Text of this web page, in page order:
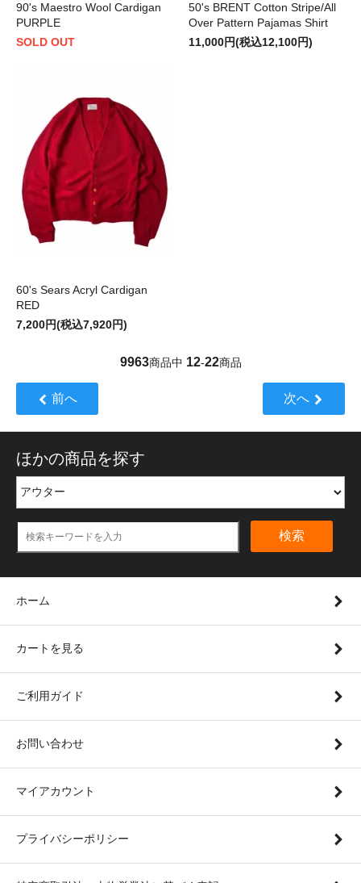
90's Maestro Wool Cardigan
PURPLE
SOLD OUT
50's BRENT Cotton Stripe/All
Over Pattern Pajamas Shirt
11,000円(税込12,100円)
60's Sears Acryl Cardigan
RED
7,200円(税込7,920円)
9963商品中 12-22商品
前へ 次へ
ほかの商品を探す
検索
ホーム
カートを見る
ご利用ガイド
お問い合わせ
マイアカウント
プライバシーポリシー